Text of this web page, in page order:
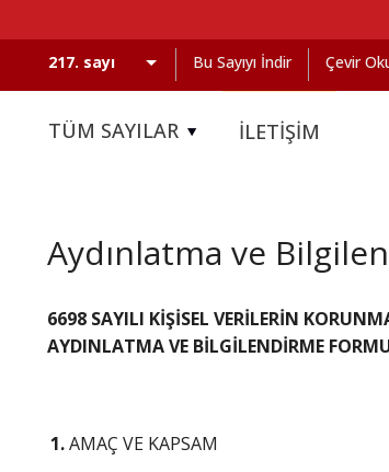
Bu Sayıyı İndir Çevir
TÜM SAYILAR İLETİŞİM
Aydınlatma ve
6698 SAYILI KİŞİSEL VERİLERİN
AYDINLATMA VE BİLGİLENDİRME
AMAÇ VE KAPSAM